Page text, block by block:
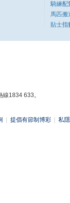
騎練配
馬匹搬
貼士指
1834 633。
提倡有節制博彩 私